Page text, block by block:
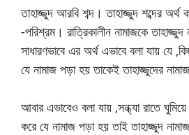
তাহাজ্জুদ আরবি শব্দ। তাহাজ্জুদ শব্দের
-পরিশ্রম। রাত্রিকালীন নামাজকে
সাধারণভাবে এর অর্থ এভাবে বলা যায় যে
যে নামাজ পড়া হয় তাকেই তাহাজ্জুদের
আবার এভাবেও বলা যায় ,সন্ধ্যা রাতে
করে যে নামাজ পড়া হয় তাই তাহাজ্জুদ